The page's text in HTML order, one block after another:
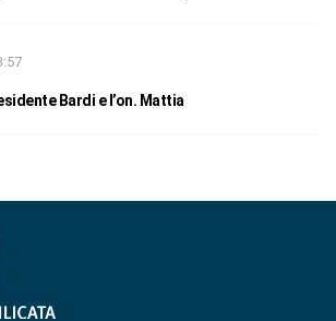
Bardi e l’on. Mattia